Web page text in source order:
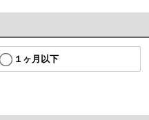
１ヶ月以下